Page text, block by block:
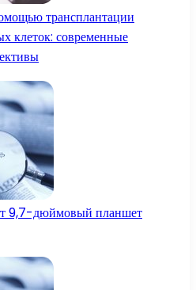
трансплантации
клеток: современные
9,7-дюймовый планшет